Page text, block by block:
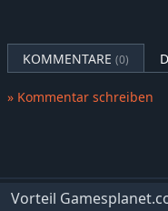
KOMMENTARE (0)
» Kommentar schreiben
Vorteil